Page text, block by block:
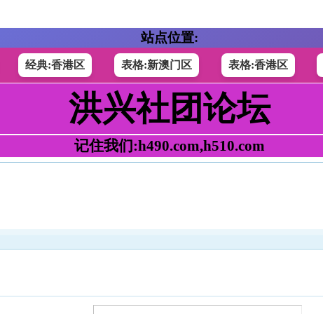
站点位置:
经典:香港区 表格:新澳门区 表格:香港区
洪兴社团论坛
记住我们:h490.com,h510.com